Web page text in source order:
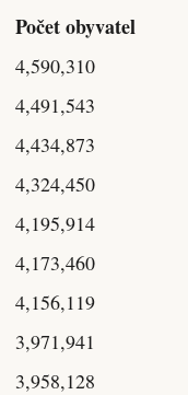
Počet obyvatel
4,590,310
4,491,543
4,434,873
4,324,450
4,195,914
4,173,460
4,156,119
3,971,941
3,958,128